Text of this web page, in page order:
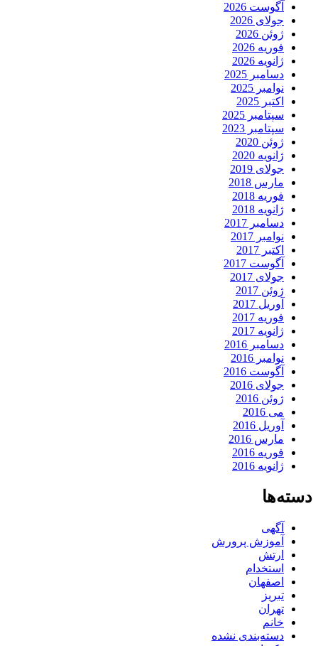
آگوست 2026
جولای 2026
ژوئن 2026
فوریه 2026
ژانویه 2026
دسامبر 2025
نوامبر 2025
اکتبر 2025
سپتامبر 2025
سپتامبر 2023
ژوئن 2020
ژانویه 2020
جولای 2019
مارس 2018
فوریه 2018
ژانویه 2018
دسامبر 2017
نوامبر 2017
اکتبر 2017
آگوست 2017
جولای 2017
ژوئن 2017
آوریل 2017
فوریه 2017
ژانویه 2017
دسامبر 2016
نوامبر 2016
آگوست 2016
جولای 2016
ژوئن 2016
می 2016
آوریل 2016
مارس 2016
فوریه 2016
ژانویه 2016
دسته‌ها
آگهی
آموزش پرورش
ارتش
استخدام
اصفهان
تبریز
تهران
خانم
دسته‌بندی نشده